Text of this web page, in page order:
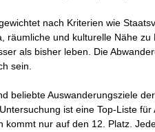
nach Kriterien wie
räumliche und kulturelle Nähe
als bisher leben. Die
sein.
beliebte Auswanderungsziele
ist eine Top-Liste
kommt nur auf den 12. Platz.